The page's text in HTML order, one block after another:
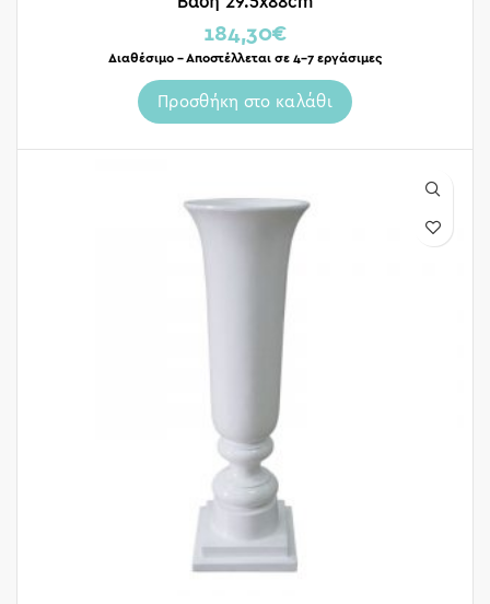
184,30€
Διαθέσιμο – Αποστέλλεται σε 4-7 εργάσιμες
Προσθήκη στο καλάθι